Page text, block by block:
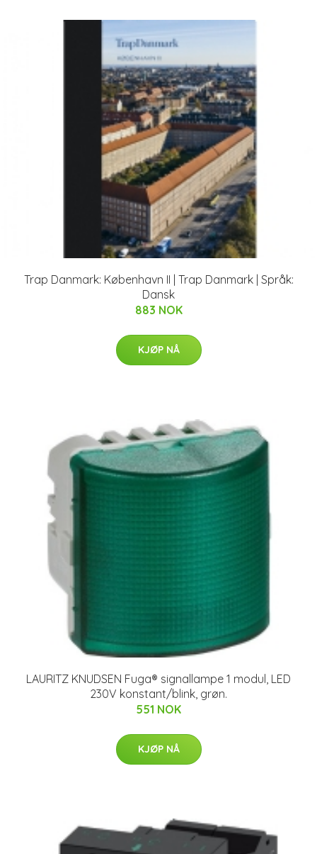
Trap Danmark: København II | Trap Danmark | Språk:
Dansk
883 NOK
KJØP NÅ
LAURITZ KNUDSEN Fuga® signallampe 1 modul, LED
230V konstant/blink, grøn.
551 NOK
KJØP NÅ